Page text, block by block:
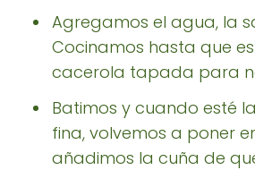
Agregamos el agua, la
Cocinamos hasta que
cacerola tapada para
Batimos y cuando esté
fina, volvemos a poner
añadimos la cuña de